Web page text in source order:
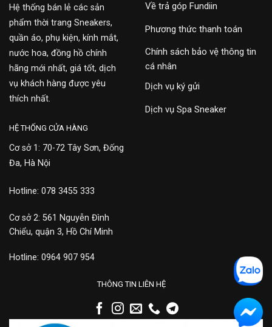
Hệ thống bán lẻ các sản
phẩm thời trang Sneakers,
quần áo, phụ kiện, kính mắt,
nước hoa, đồng hồ chính
hãng mới nhất, giá tốt, dịch
vụ khách hàng được yêu
thích nhất.
Về trả góp Fundiin
Phương thức thanh toán
Chính sách bảo vệ thông tin
cá nhân
Dịch vụ ký gửi
Dịch vụ Spa Sneaker
HỆ THỐNG CỬA HÀNG
Cơ sở 1: 70-72 Tây Sơn, Đống
Đa, Hà Nội
Hotline: 078 3455 333
Cơ sở 2: 561 Nguyễn Đình
Chiểu, quận 3, Hồ Chí Minh
Hotline: 0964 907 954
THÔNG TIN LIÊN HỆ